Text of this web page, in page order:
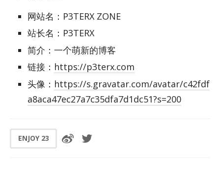
网站名：P3TERX ZONE
站长名：P3TERX
简介：一个萌新的博客
链接： https://p3terx.com
头像： https://s.gravatar.com/avatar/c42fdf
a8aca47ec27a7c35dfa7d1dc51?s=200
ENJOY 23